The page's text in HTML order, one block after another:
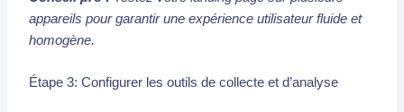
appareils pour garantir une expérience utilisateur fluide et
homogène.
Étape 3: Configurer les outils de collecte et d’analyse